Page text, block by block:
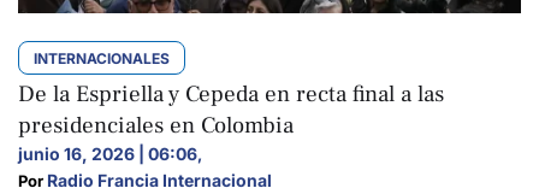
INTERNACIONALES
De la Espriella y Cepeda en recta final a las
presidenciales en Colombia
junio 16, 2026 | 06:06,
Por Radio Francia Internacional